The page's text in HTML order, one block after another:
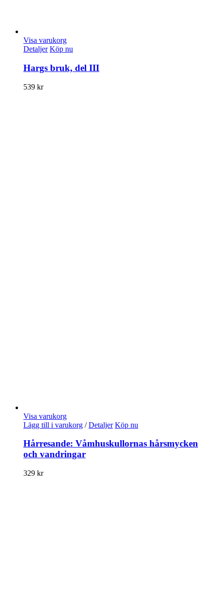
Visa varukorg
Detaljer Köp nu
Hargs bruk, del III
539 kr
Visa varukorg
Lägg till i varukorg / Detaljer Köp nu
Hårresande: Våmhuskullornas hårsmycken
och vandringar
329 kr